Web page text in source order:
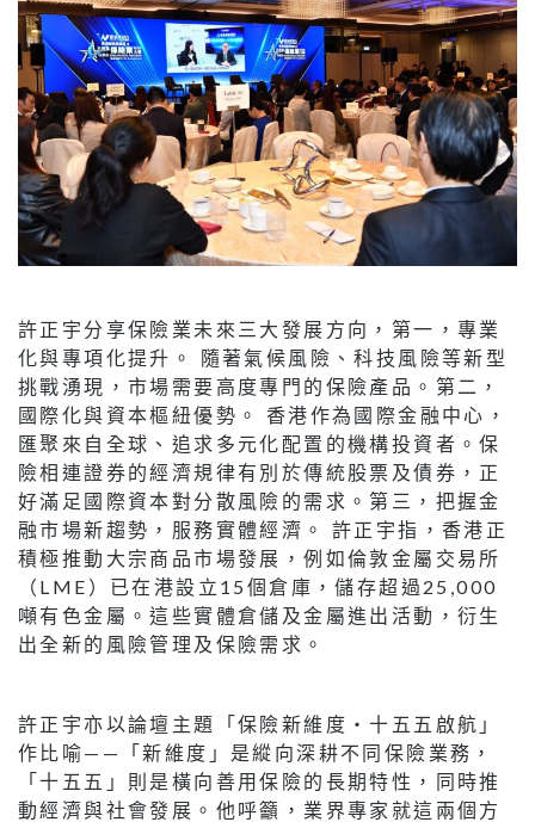
許正宇分享保險業未來三大發展方向，第一，專業
化與專項化提升。 隨著氣候風險、科技風險等新型
挑戰湧現，市場需要高度專門的保險產品。第二，
國際化與資本樞紐優勢。 香港作為國際金融中心，
匯聚來自全球、追求多元化配置的機構投資者。保
險相連證券的經濟規律有別於傳統股票及債券，正
好滿足國際資本對分散風險的需求。第三，把握金
融市場新趨勢，服務實體經濟。 許正宇指，香港正
積極推動大宗商品市場發展，例如倫敦金屬交易所
（LME）已在港設立15個倉庫，儲存超過25,000
噸有色金屬。這些實體倉儲及金屬進出活動，衍生
出全新的風險管理及保險需求。
許正宇亦以論壇主題「保險新維度・十五五啟航」
作比喻——「新維度」是縱向深耕不同保險業務，
「十五五」則是橫向善用保險的長期特性，同時推
動經濟與社會發展。他呼籲，業界專家就這兩個方